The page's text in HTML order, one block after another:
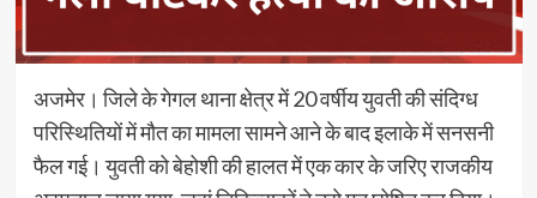
अजमेर। जिले के गेगल थाना क्षेत्र में 20 वर्षीय युवती की संदिग्ध
परिस्थितियों में मौत का मामला सामने आने के बाद इलाके में सनसनी
फैल गई। युवती को बेहोशी की हालत में एक कार के जरिए राजकीय